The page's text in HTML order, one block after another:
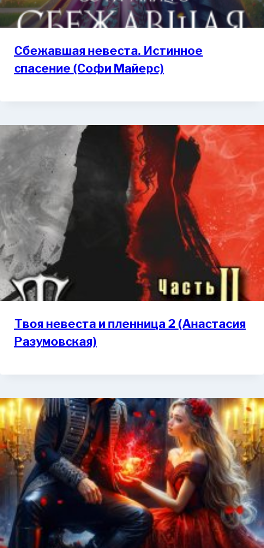
Сбежавшая невеста. Истинное
спасение (Софи Майерс)
Твоя невеста и пленница 2 (Анастасия
Разумовская)